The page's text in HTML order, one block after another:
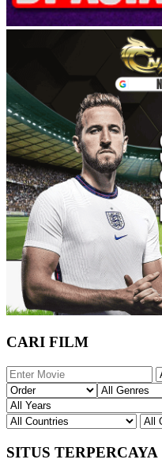
CARI FILM
SITUS TERPERCAYA